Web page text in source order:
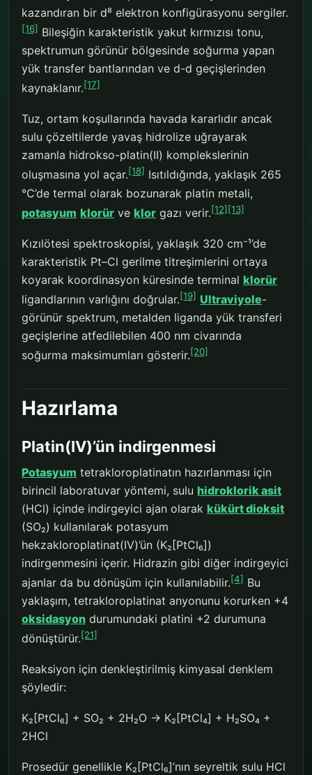
kazandıran bir d⁸ elektron konfigürasyonu sergiler.
[16] Bileşiğin karakteristik yakut kırmızısı tonu,
spektrumun görünür bölgesinde soğurma yapan
yük transfer bantlarından ve d-d geçişlerinden
kaynaklanır.[17]
Tuz, ortam koşullarında havada kararlıdır ancak
sulu çözeltilerde yavaş hidrolize uğrayarak
zamanla hidrokso-platin(II) komplekslerinin
oluşmasına yol açar.[18] Isıtıldığında, yaklaşık 265
°C’de termal olarak bozunarak platin metali,
potasyum klorür ve klor gazı verir.[12][13]
Kızılötesi spektroskopisi, yaklaşık 320 cm⁻¹’de
karakteristik Pt–Cl gerilme titreşimlerini ortaya
koyarak koordinasyon küresinde terminal klorür
ligandlarının varlığını doğrular.[19] Ultraviyole-
görünür spektrum, metalden liganda yük transferi
geçişlerine atfedilebilen 400 nm civarında
soğurma maksimumları gösterir.[20]
Hazırlama
Platin(IV)’ün indirgenmesi
Potasyum tetrakloroplatinatın hazırlanması için
birincil laboratuvar yöntemi, sulu hidroklorik asit
(HCl) içinde indirgeyici ajan olarak kükürt dioksit
(SO₂) kullanılarak potasyum
hekzakloroplatinat(IV)’ün (K₂[PtCl₆])
indirgenmesini içerir. Hidrazin gibi diğer indirgeyici
ajanlar da bu dönüşüm için kullanılabilir.[4] Bu
yaklaşım, tetrakloroplatinat anyonunu korurken +4
oksidasyon durumundaki platini +2 durumuna
dönüştürür.[21]
Reaksiyon için denkleştirilmiş kimyasal denklem
şöyledir:
K₂[PtCl₆] + SO₂ + 2H₂O → K₂[PtCl₄] + H₂SO₄ +
2HCl
Prosedür genellikle K₂[PtCl₆]’nın seyreltik sulu HCl